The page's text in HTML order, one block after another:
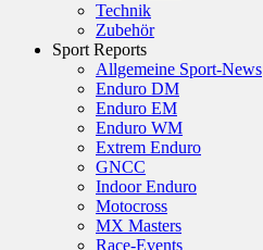
Technik
Zubehör
Sport Reports
Allgemeine Sport-News
Enduro DM
Enduro EM
Enduro WM
Extrem Enduro
GNCC
Indoor Enduro
Motocross
MX Masters
Race-Events